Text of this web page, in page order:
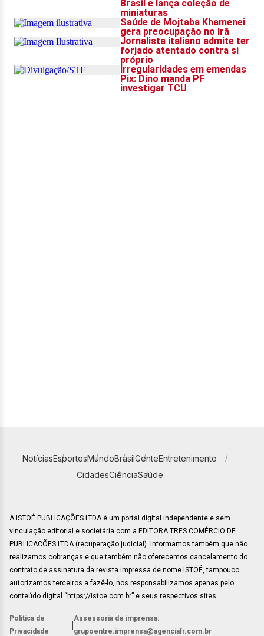
NotíciasEsportesMundoBrasilGenteEntretenimento
CidadesCiênciaSaúde
A ISTOÉ PUBLICAÇÕES LTDA é um portal digital independente e sem
vinculação editorial e societária com a EDITORA TRES COMÉRCIO DE
PUBLICACÕES LTDA (recuperação judicial). Informamos também que não
realizamos cobranças e que também não oferecemos cancelamento do
contrato de assinatura da revista impressa de nome ISTOÉ, tampouco
autorizamos terceiros a fazê-lo, nos responsabilizamos apenas pelo
conteúdo digital “https://istoe.com.br” e seus respectivos sites.
Política de
Privacidade
Assessoria de imprensa:
grupoentre.imprensa@agenciafr.com.br